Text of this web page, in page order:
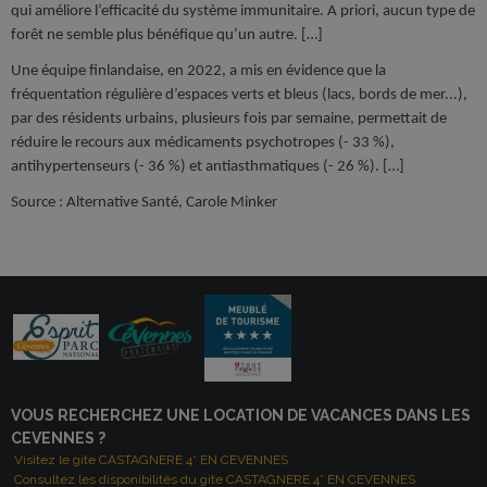
qui améliore l’efficacité du système immunitaire. A priori, aucun type de
forêt ne semble plus bénéfique qu’un autre. […]
Une équipe finlandaise, en 2022, a mis en évidence que la
fréquentation régulière d’espaces verts et bleus (lacs, bords de mer...),
par des résidents urbains, plusieurs fois par semaine, permettait de
réduire le recours aux médicaments psychotropes (- 33 %),
antihypertenseurs (- 36 %) et antiasthmatiques (- 26 %). […]
Source : Alternative Santé, Carole Minker
VOUS RECHERCHEZ UNE LOCATION DE VACANCES DANS LES
CEVENNES ?
Visitez le gite CASTAGNERE 4* EN CEVENNES
Consultez les disponibilités du gite CASTAGNERE 4* EN CEVENNES